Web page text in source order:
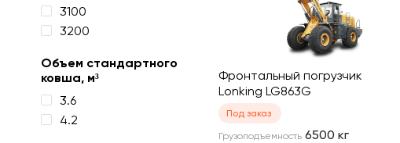
3100
3200
Объем стандартного
ковша, м³
3.6
4.2
Фронтальный погрузчик
Lonking LG863G
Под заказ
Грузоподъемность 6500 кг